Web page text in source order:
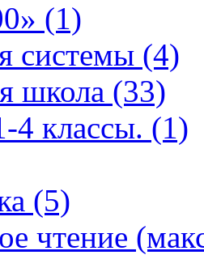
(1)
системы (4)
школа (33)
4 классы. (1)
(5)
чтение